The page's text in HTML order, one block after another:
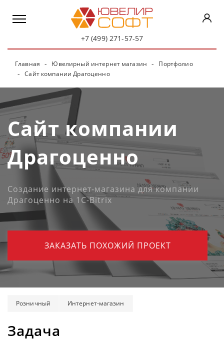
+7 (499) 271-57-57
Главная Ювелирный интернет магазин
Портфолио
Сайт компании Драгоценно
Сайт компании
Драгоценно
Создание интернет-магазина для компании
Драгоценно на 1C-Bitrix
ЗАКАЗАТЬ ПОХОЖИЙ ПРОЕКТ
Розничный Интернет-магазин
Задача